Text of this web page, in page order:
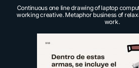
Continuous one line drawing of laptop
working creative. Metaphor business of
work.